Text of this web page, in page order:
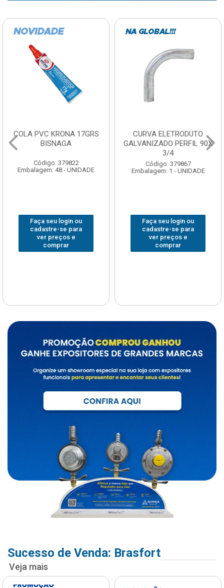
COLA PVC KRONA 17GRS
BISNAGA
Código: 379822
Embalagem: 48 - UNIDADE
Faça seu login ou
cadastre-se para
ver preços e
comprar
CURVA ELETRODUTO
GALVANIZADO PERFIL 90X
3/4
Código: 379867
Embalagem: 1 - UNIDADE
Faça seu login ou
cadastre-se para
ver preços e
comprar
Sucesso de Venda: Brasfort
Veja mais